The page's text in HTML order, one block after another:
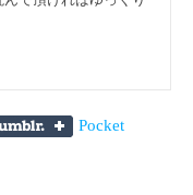
Pocket